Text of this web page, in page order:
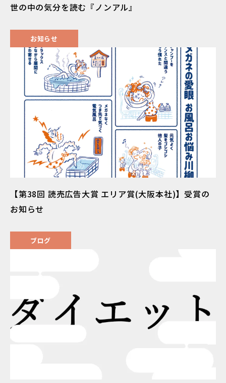
世の中の気分を読む『ノンアル』
お知らせ
【第38回 読売広告大賞 エリア賞(大阪本社)】受賞の
お知らせ
ブログ